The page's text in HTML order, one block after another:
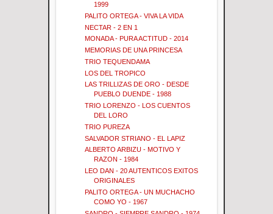
1999
PALITO ORTEGA - VIVA LA VIDA
NECTAR - 2 EN 1
MONADA - PURA ACTITUD - 2014
MEMORIAS DE UNA PRINCESA
TRIO TEQUENDAMA
LOS DEL TROPICO
LAS TRILLIZAS DE ORO - DESDE
PUEBLO DUENDE - 1988
TRIO LORENZO - LOS CUENTOS
DEL LORO
TRIO PUREZA
SALVADOR STRIANO - EL LAPIZ
ALBERTO ARBIZU - MOTIVO Y
RAZON - 1984
LEO DAN - 20 AUTENTICOS EXITOS
ORIGINALES
PALITO ORTEGA - UN MUCHACHO
COMO YO - 1967